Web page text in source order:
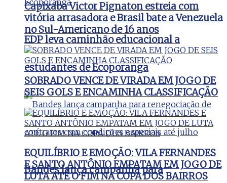
EDP leva caminhão educacional a
estudantes de Ecoporanga
Bandes lança campanha para
Capixaba Victor Pignaton estreia com
vitória arrasadora e Brasil bate a Venezuela
no Sul-Americano de 16 anos
SOBRADO VENCE DE VIRADA EM JOGO DE
SEIS GOLS E ENCAMINHA CLASSIFICAÇÃO
EQUILÍBRIO E EMOÇÃO: VILA FERNANDES
E SANTO ANTÔNIO EMPATAM EM JOGO DE
LUTA ATÉ O FIM NA COPA DOS BAIRROS